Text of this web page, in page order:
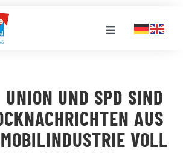
Toggle
UND SPD SIND
AUS
VOLL